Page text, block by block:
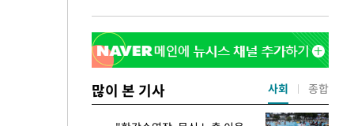
많이 본 기사 사회 종합